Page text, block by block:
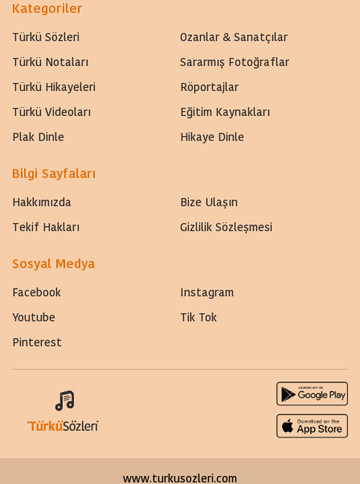
Kategoriler
Türkü Sözleri
Ozanlar & Sanatçılar
Türkü Notaları
Sararmış Fotoğraflar
Türkü Hikayeleri
Röportajlar
Türkü Videoları
Eğitim Kaynakları
Plak Dinle
Hikaye Dinle
Bilgi Sayfaları
Hakkımızda
Bize Ulaşın
Tekif Hakları
Gizlilik Sözleşmesi
Sosyal Medya
Facebook
Instagram
Youtube
Tik Tok
Pinterest
www.turkusozleri.com